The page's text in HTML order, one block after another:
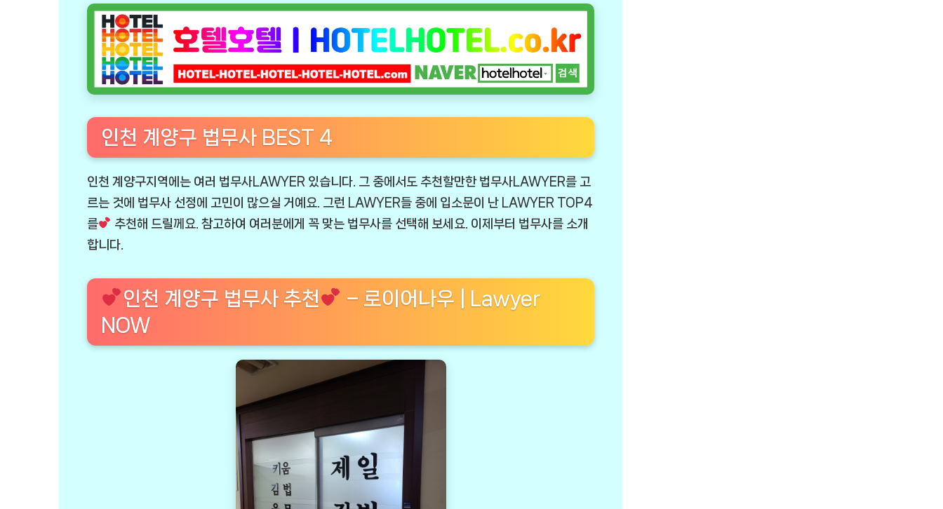
인천 계양구 법무사 BEST 4
인천 계양구지역에는 여러 법무사LAWYER 있습니다. 그 중에서도 추천할만한 법무사LAWYER를 고
르는 것에 법무사 선정에 고민이 많으실 거예요. 그런 LAWYER들 중에 입소문이 난 LAWYER TOP4
를
추천해 드릴께요. 참고하여 여러분에게 꼭 맞는 법무사를 선택해 보세요. 이제부터 법무사를 소개
합니다.
인천 계양구 법무사 추천
– 로이어나우 | Lawyer
NOW